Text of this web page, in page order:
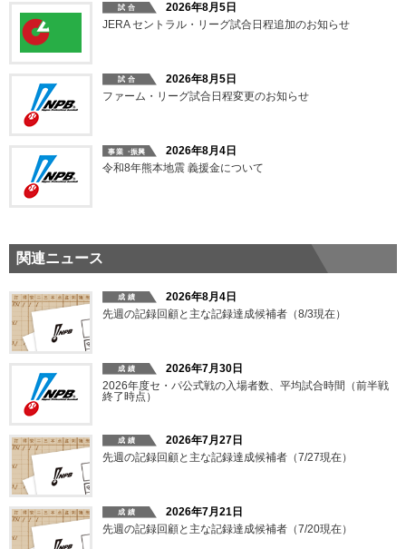
2026年8月5日
JERA セントラル・リーグ試合日程追加のお知らせ
2026年8月5日
ファーム・リーグ試合日程変更のお知らせ
2026年8月4日
令和8年熊本地震 義援金について
関連ニュース
2026年8月4日
先週の記録回顧と主な記録達成候補者（8/3現在）
2026年7月30日
2026年度セ・パ公式戦の入場者数、平均試合時間（前半戦
終了時点）
2026年7月27日
先週の記録回顧と主な記録達成候補者（7/27現在）
2026年7月21日
先週の記録回顧と主な記録達成候補者（7/20現在）